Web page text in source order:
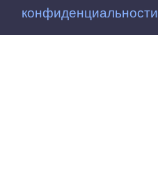
конфиденциальности